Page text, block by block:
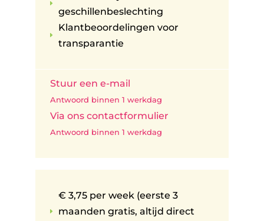
E
geschillenbeslechting
E
Klantbeoordelingen voor
transparantie
Stuur een e-mail
Antwoord binnen 1 werkdag
Via ons contactformulier
Antwoord binnen 1 werkdag
E
€ 3,75 per week (eerste 3
maanden gratis, altijd direct